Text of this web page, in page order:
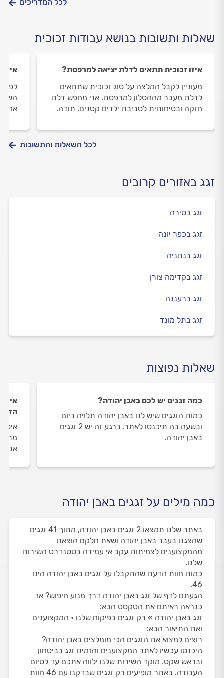
שאלות ותשובות בנושא עבודות זכוכית
איזו זכוכית תתאים לדלת יציאה למרפסת?
מעוניין לקבל המלצה על סוג זכוכית שתתאים
לדלת מעבר מההסלון למרפסת. אני מחפש דלת
חזקה ובטיחותית לסביבת ילדים קטנים, תודה.
איך
אחד
לכל השאלות והתשובות
זגג באזורים קרובים
זגג בטירה
זגג בכפר יונה
זגג בנתניה
זגג בקדימה צורן
זגג ברעננה
זגג בתל מונד
שאלות נפוצות
כמה זגגים יש לכם באבן יהודה?
כמות הזגגים שיש לנו באבן יהודה תלויה ביום
ובשעה בה תיכנסו לאתר. ברגע זה יש 2 זגגים
באבן יהודה.
איך
אנו
כמה מילים על זגגים באבן יהודה
באתר שלנו תמצאו 2 זגגים באבן יהודה, מתוך 41 זגגים
שהצגנו בעבר באבן יהודה ושאת חלקם הוצאנו
מהמקצוענים לצמיתות עקב אי עמידה בסטנדרט השירות
שלנו.
כמות חוות הדעת שהתקבלו על זגגים באבן יהודה הינו
46.
הגעתם לדף של זגג באבן יהודה דרך מנוע חיפוש? אז
כנראה ראיתם את הטקסט הבא:
זגג באבן יהודה » רק זגגים בפיקוח שלנו • המקצוענים
ואת התיאור הבא:
רוצים למצוא את הזגגים הכי מומלצים באבן יהודה?
היכנסו עכשיו לאתר המקצוענים והזמינו זגג בביטחון
ובראש שקט. מוקד השירות שלנו ילווה אתכם עד לסיום
העבודה. באתר מופיעים רק זגגים שבדקנו עם 46 חוות